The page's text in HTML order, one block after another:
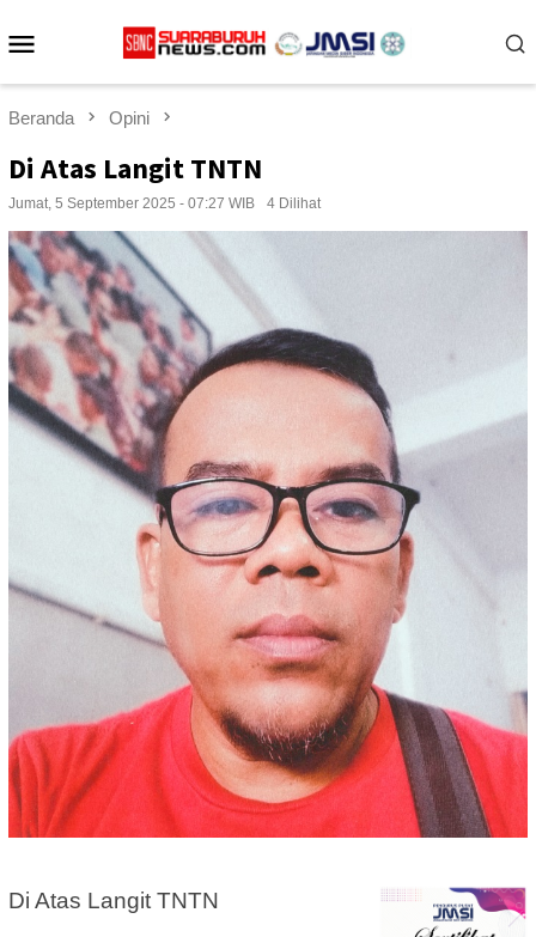
ke
Beranda Opini
Di Atas Langit TNTN
Jumat, 5 September 2025 - 07:27 WIB 4 Dilihat
Di Atas Langit TNTN